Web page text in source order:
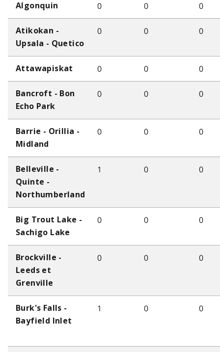
Algonquin 0 0 0
Atikokan -
Upsala - Quetico
0 0 0
Attawapiskat 0 0 0
Bancroft - Bon
Echo Park
0 0 0
Barrie - Orillia -
Midland
0 0 0
Belleville -
Quinte -
Northumberland
1 0 0
Big Trout Lake -
Sachigo Lake
0 0 0
Brockville -
Leeds et
Grenville
0 0 0
Burk's Falls -
Bayfield Inlet
1 0 0